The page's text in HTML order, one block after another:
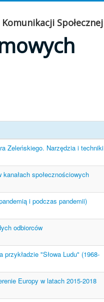
Społecznej
Zeleńskiego. Narzędzia i techniki
społecznościowych
i podczas pandemii)
odbiorców
"Słowa Ludu" (1968-
Europy w latach 2015-2018